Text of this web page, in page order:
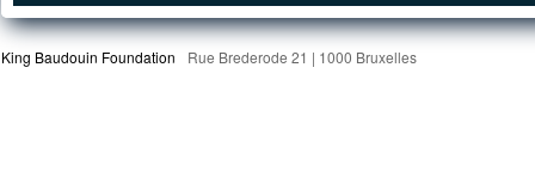
King Baudouin Foundation Rue Brederode 21 | 1000 Bruxelles